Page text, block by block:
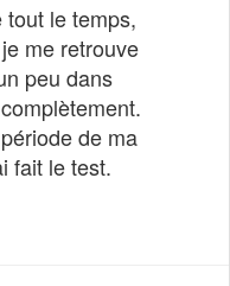
le temps,
me retrouve
peu dans
de ma
fait le test.